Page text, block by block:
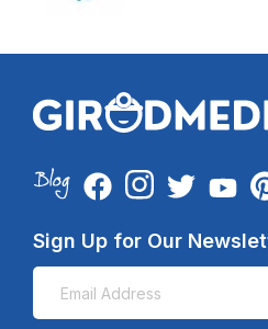
Sign Up for Our